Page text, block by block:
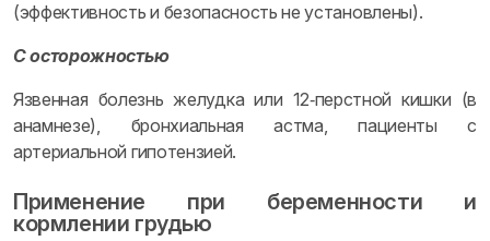
(эффективность и безопасность не установлены).
С осторожностью
Язвенная болезнь желудка или 12‑перстной кишки (в
анамнезе), бронхиальная астма, пациенты с
артериальной гипотензией.
Применение при беременности и
кормлении грудью